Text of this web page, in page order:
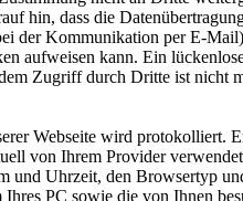
hin, dass die
der Kommunikation per E-Mail)
aufweisen kann. Ein
Zugriff durch Dritte ist nicht
Webseite wird protokolliert.
von Ihrem Provider
und Uhrzeit, den Browsertyp
Ihres PC sowie die von Ihnen